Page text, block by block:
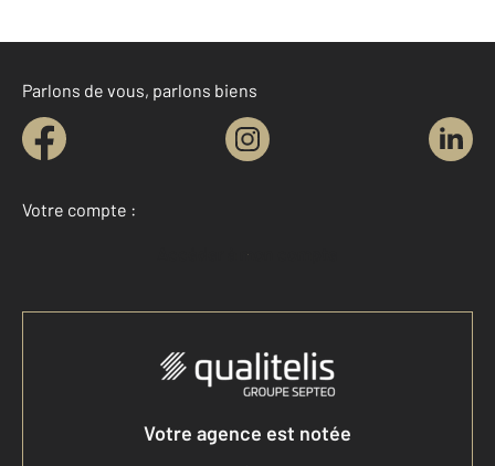
Parlons de vous, parlons biens
Votre compte :
Accéder à mon compte
Votre agence est notée